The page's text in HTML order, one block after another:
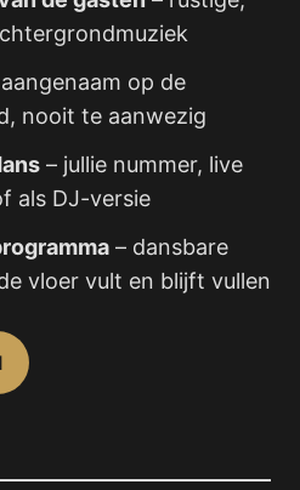
op de
nooit te aanwezig
– jullie nummer, live
als DJ-versie
– dansbare
vloer vult en blijft vullen